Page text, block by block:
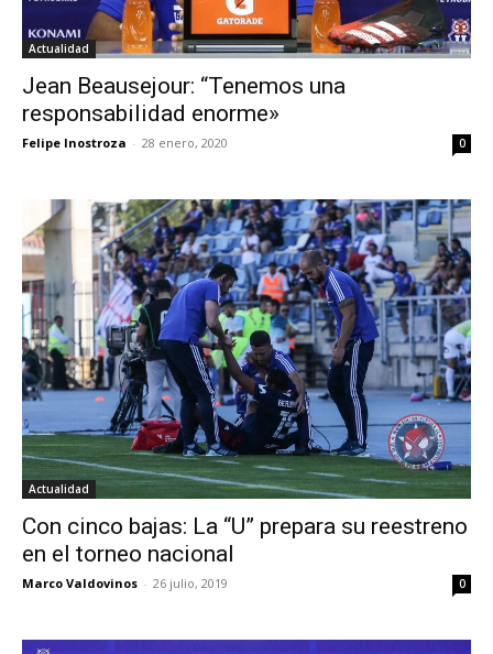
Actualidad
Jean Beausejour: “Tenemos una
responsabilidad enorme»
Felipe Inostroza - 28 enero, 2020 0
Actualidad
Con cinco bajas: La “U” prepara su reestreno
en el torneo nacional
Marco Valdovinos - 26 julio, 2019 0